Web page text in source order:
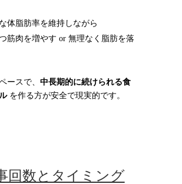
体脂肪率を維持しながら
筋肉を増やす or 無理なく脂肪を落
ースで、 中長期的に続けられる食
を作る方が安全で現実的です。
回数とタイミング